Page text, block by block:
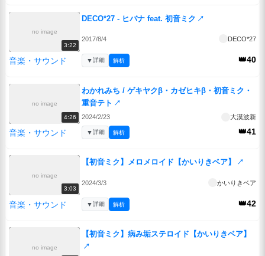
no image
3:22
DECO*27 - ヒバナ feat. 初音ミク ↗
2017/8/4 DECO*27
音楽・サウンド 👑40
▼詳細 解析
no image
4:26
わかれみち / ゲキヤクβ・カゼヒキβ・初音ミク・
重音テト ↗
2024/2/23 大漠波新
音楽・サウンド 👑41
▼詳細 解析
no image
3:03
【初音ミク】メロメロイド【かいりきベア】 ↗
2024/3/3 かいりきベア
音楽・サウンド 👑42
▼詳細 解析
no image
【初音ミク】病み垢ステロイド【かいりきベア】
↗